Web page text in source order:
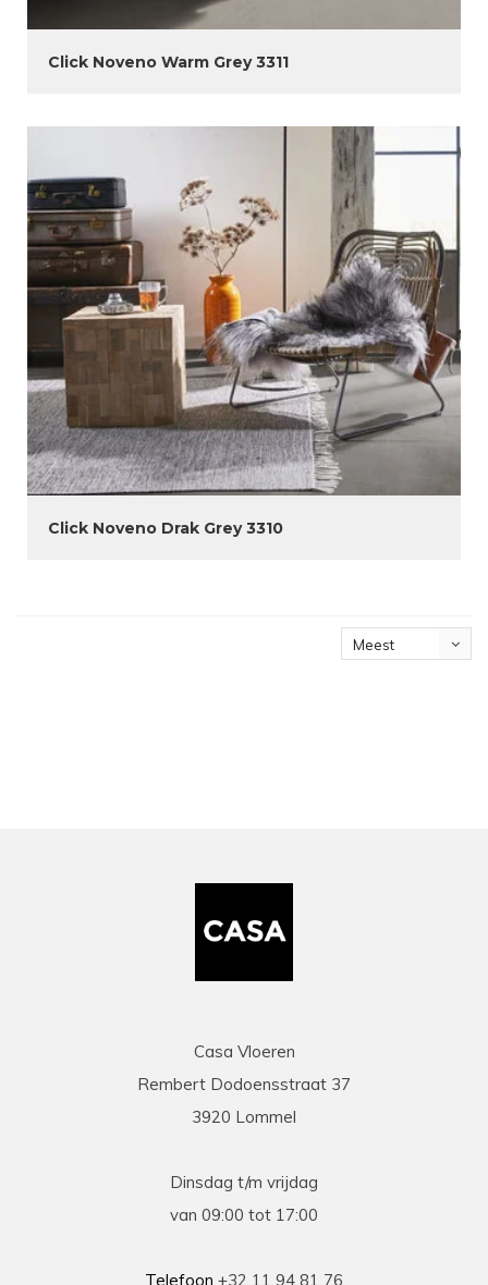
Click Noveno Warm Grey 3311
Click Noveno Drak Grey 3310
Meest
Casa Vloeren
Rembert Dodoensstraat 37
3920 Lommel
Dinsdag t/m vrijdag
van 09:00 tot 17:00
Telefoon +32 11 94 81 76